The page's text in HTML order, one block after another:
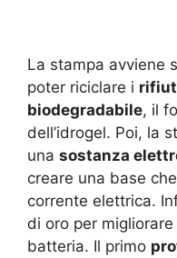
La stampa avviene
poter riciclare i
biodegradabile, il
dell’idrogel. Poi, la
una sostanza
creare una base
corrente elettrica.
di oro per
batteria. Il primo